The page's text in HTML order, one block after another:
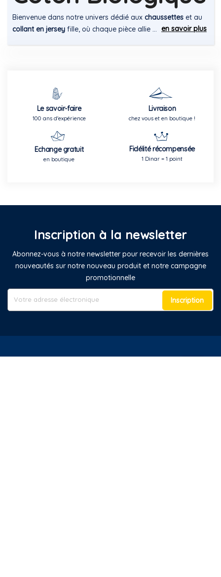
Bienvenue dans notre univers dédié aux chaussettes et au
collant en jersey fille, où chaque pièce allie ... en savoir plus
Le savoir-faire
100 ans d'expérience
Livraison
chez vous et en boutique !
Echange gratuit
en boutique
Fidélité récompensée
1 Dinar = 1 point
Inscription à la newsletter
Abonnez-vous à notre newsletter pour recevoir les dernières
nouveautés sur notre nouveau produit et notre campagne
promotionnelle
Inscription